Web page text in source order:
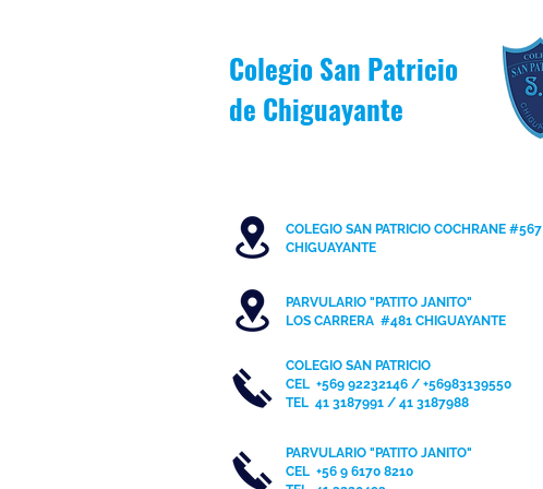
Colegio San Patricio
de Chiguayante
COLEGIO SAN PATRICIO COCHRANE #567
CHIGUAYANTE
PARVULARIO "PATITO JANITO"
LOS CARRERA #481 CHIGUAYANTE
COLEGIO SAN PATRICIO
CEL +569 92232146 / +56983139550
TEL 41 3187991 / 41 3187988
PARVULARIO "PATITO JANITO"
CEL +56 9 6170 8210